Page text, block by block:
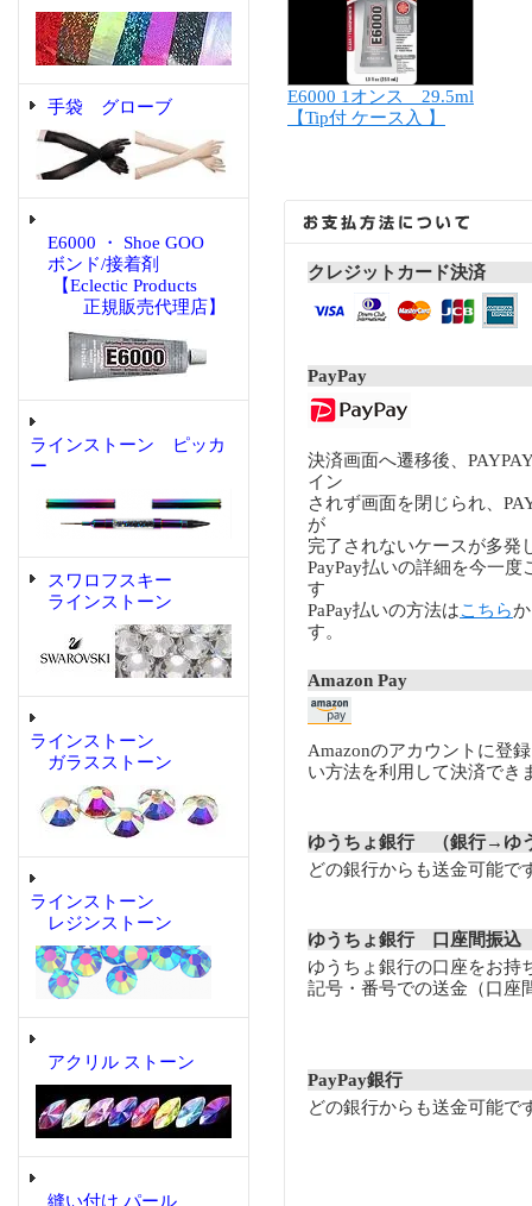
手袋 グローブ
E6000 ・ Shoe GOO
ボンド/接着剤
【Eclectic Products
正規販売代理店】
ラインストーン ピッカ
ー
スワロフスキー
ラインストーン
ラインストーン
ガラスストーン
ラインストーン
レジンストーン
アクリル ストーン
縫い付け パール
E6000 1オンス 29.5ml
【Tip付 ケース入 】
クレジットカード決済
PayPay
決済画面へ遷移後、
イン
されず画面を閉じられ、
が
完了されないケースが多発
PayPay払いの詳細を今一度
す
PaPay払いの方法はこちら
す。
Amazon Pay
Amazonのアカウントに登
い方法を利用して決済でき
ゆうちょ銀行 （銀行→ゆ
どの銀行からも送金可能で
ゆうちょ銀行 口座間振込
ゆうちょ銀行の口座をお持
記号・番号での送金（口座
PayPay銀行
どの銀行からも送金可能で